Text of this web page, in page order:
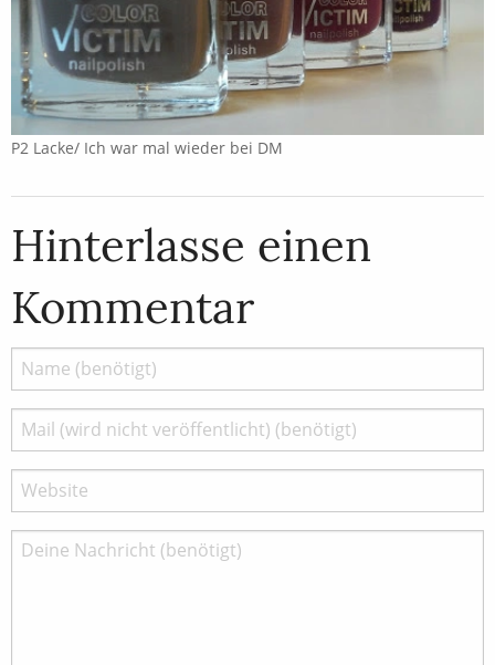
P2 Lacke/ Ich war mal wieder bei DM
Hinterlasse einen
Kommentar